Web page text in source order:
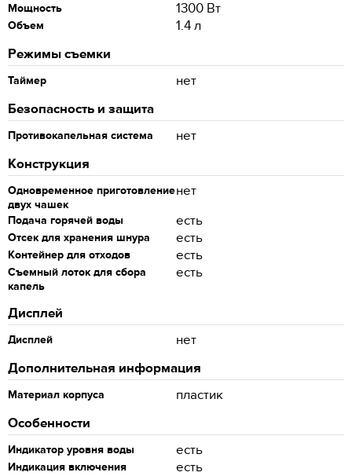
Мощность 1300 Вт
Объем
1.4 л
Режимы съемки
Таймер
нет
Безопасность и защита
Противокапельная система
нет
Конструкция
Одновременное приготовление
двух чашек
нет
Подача горячей воды есть
Отсек для хранения шнура есть
Контейнер для отходов есть
Съемный лоток для сбора
капель
есть
Дисплей
Дисплей
нет
Дополнительная информация
Материал корпуса
пластик
Особенности
Индикатор уровня воды есть
Индикация включения есть